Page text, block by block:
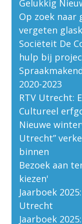
Gelukkig
Op zoek naar
vergeten
Sociëteit De
hulp bij
2020-2023
RTV Utrecht:
Cultureel
Nieuwe
Utrecht”
binnen
Bezoek aan
kiezen'
Jaarboek
Utrecht
Jaarboek